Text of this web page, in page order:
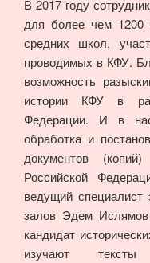
В 2017 году
для более чем 1200
средних школ,
проводимых в КФУ.
возможность
истории КФУ в
Федерации. И в
обработка и
документов
Российской
ведущий специалист
залов Эдем
кандидат
изучают тексты